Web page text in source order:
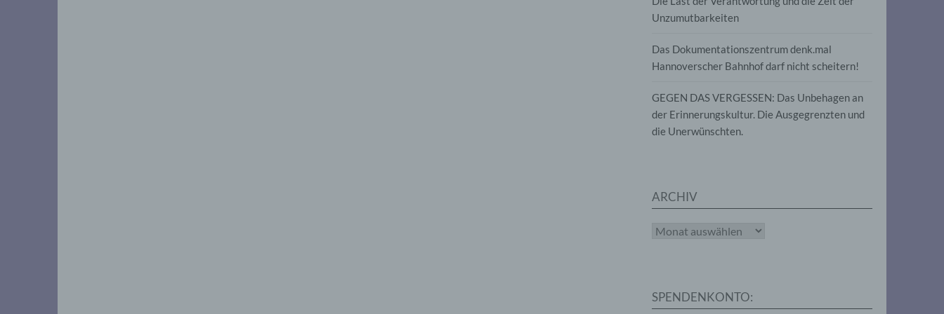
Unzumutbarkeiten
Das Dokumentationszentrum denk.mal
Hannoverscher Bahnhof darf nicht scheitern!
GEGEN DAS VERGESSEN: Das Unbehagen an
der Erinnerungskultur. Die Ausgegrenzten und
die Unerwünschten.
ARCHIV
Archiv
SPENDENKONTO:
persönliche Aspekte, die sich auf eine natürliche Person beziehen,
zu bewerten, insbesondere, um Aspekte bezüglich Arbeitsleistung,